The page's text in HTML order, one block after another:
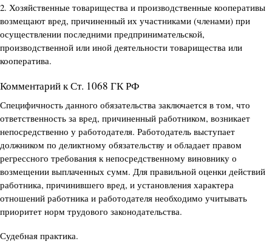
2. Хозяйственные товарищества и производственные кооперативы
возмещают вред, причиненный их участниками (членами) при
осуществлении последними предпринимательской,
производственной или иной деятельности товарищества или
кооператива.
Комментарий к Ст. 1068 ГК РФ
Специфичность данного обязательства заключается в том, что
ответственность за вред, причиненный работником, возникает
непосредственно у работодателя. Работодатель выступает
должником по деликтному обязательству и обладает правом
регрессного требования к непосредственному виновнику о
возмещении выплаченных сумм. Для правильной оценки действий
работника, причинившего вред, и установления характера
отношений работника и работодателя необходимо учитывать
приоритет норм трудового законодательства.
Судебная практика.